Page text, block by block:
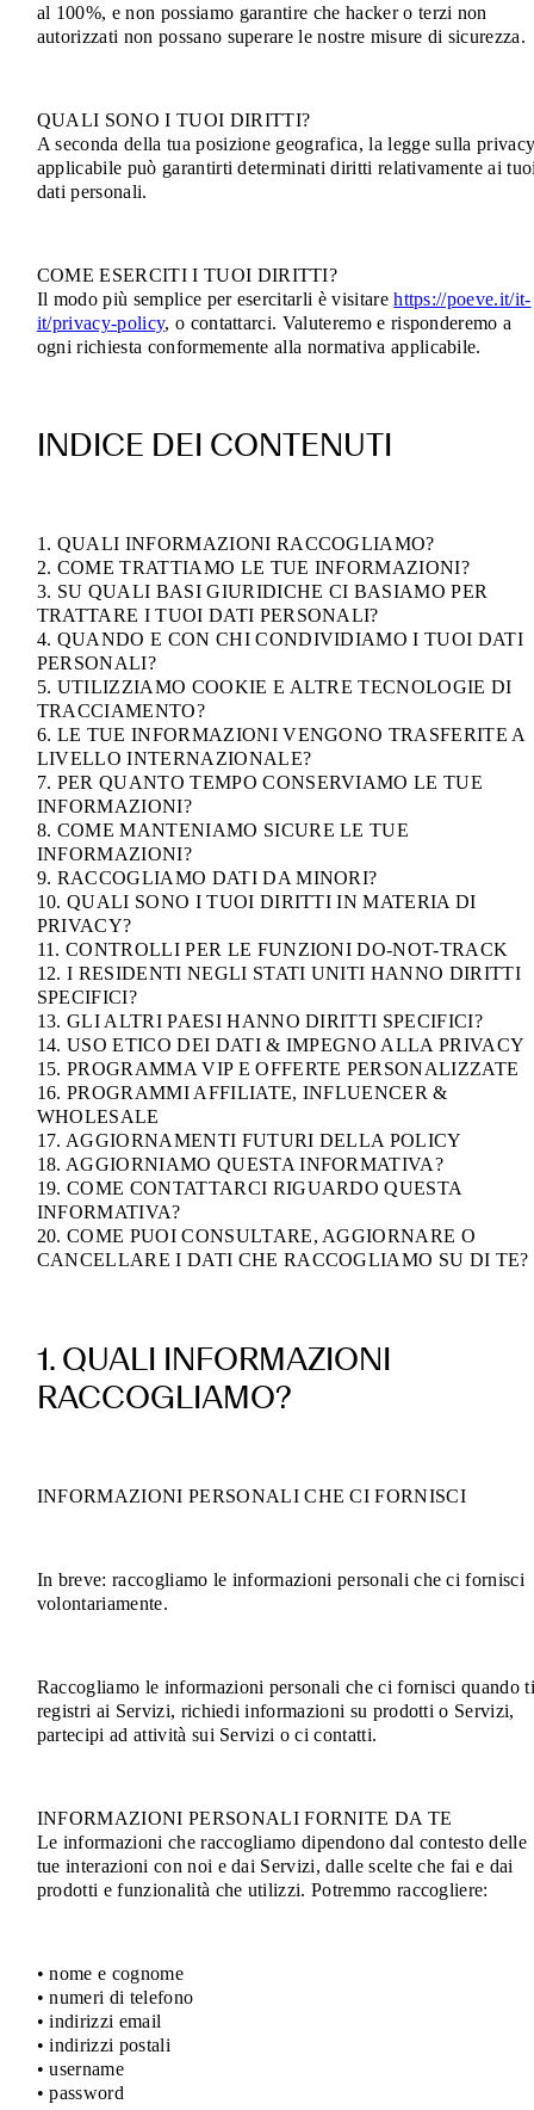
al 100%, e non possiamo garantire che hacker o terzi non
autorizzati non possano superare le nostre misure di sicurezza.
QUALI SONO I TUOI DIRITTI?
A seconda della tua posizione geografica, la legge sulla
applicabile può garantirti determinati diritti relativamente ai
dati personali.
COME ESERCITI I TUOI DIRITTI?
Il modo più semplice per esercitarli è visitarehttps://poeve.it/it-
it/privacy-policy, o contattarci. Valuteremo e risponderemo a
ogni richiesta conformemente alla normativa applicabile.
INDICE DEI CONTENUTI
1. QUALI INFORMAZIONI RACCOGLIAMO?
2. COME TRATTIAMO LE TUE INFORMAZIONI?
3. SU QUALI BASI GIURIDICHE CI BASIAMO PER
TRATTARE I TUOI DATI PERSONALI?
4. QUANDO E CON CHI CONDIVIDIAMO I TUOI DATI
PERSONALI?
5. UTILIZZIAMO COOKIE E ALTRE TECNOLOGIE DI
TRACCIAMENTO?
6. LE TUE INFORMAZIONI VENGONO TRASFERITE A
LIVELLO INTERNAZIONALE?
7. PER QUANTO TEMPO CONSERVIAMO LE TUE
INFORMAZIONI?
8. COME MANTENIAMO SICURE LE TUE
INFORMAZIONI?
9. RACCOGLIAMO DATI DA MINORI?
10. QUALI SONO I TUOI DIRITTI IN MATERIA DI
PRIVACY?
11. CONTROLLI PER LE FUNZIONI DO-NOT-TRACK
12. I RESIDENTI NEGLI STATI UNITI HANNO DIRITTI
SPECIFICI?
13. GLI ALTRI PAESI HANNO DIRITTI SPECIFICI?
14. USO ETICO DEI DATI & IMPEGNO ALLA PRIVACY
15. PROGRAMMA VIP E OFFERTE PERSONALIZZATE
16. PROGRAMMI AFFILIATE, INFLUENCER &
WHOLESALE
17. AGGIORNAMENTI FUTURI DELLA POLICY
18. AGGIORNIAMO QUESTA INFORMATIVA?
19. COME CONTATTARCI RIGUARDO QUESTA
INFORMATIVA?
20. COME PUOI CONSULTARE, AGGIORNARE O
CANCELLARE I DATI CHE RACCOGLIAMO SU DI TE?
1. QUALI INFORMAZIONI
RACCOGLIAMO?
INFORMAZIONI PERSONALI CHE CI FORNISCI
In breve: raccogliamo le informazioni personali che ci fornisci
volontariamente.
Raccogliamo le informazioni personali che ci fornisci quando
registri ai Servizi, richiedi informazioni su prodotti o Servizi,
partecipi ad attività sui Servizi o ci contatti.
INFORMAZIONI PERSONALI FORNITE DA TE
Le informazioni che raccogliamo dipendono dal contesto delle
tue interazioni con noi e dai Servizi, dalle scelte che fai e dai
prodotti e funzionalità che utilizzi. Potremmo raccogliere:
• nome e cognome
• numeri di telefono
• indirizzi email
• indirizzi postali
• username
• password